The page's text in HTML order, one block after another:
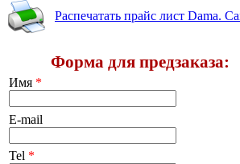
Распечатать прайс лист Dama.
Форма для предзаказа:
Имя *
E-mail
Tel *